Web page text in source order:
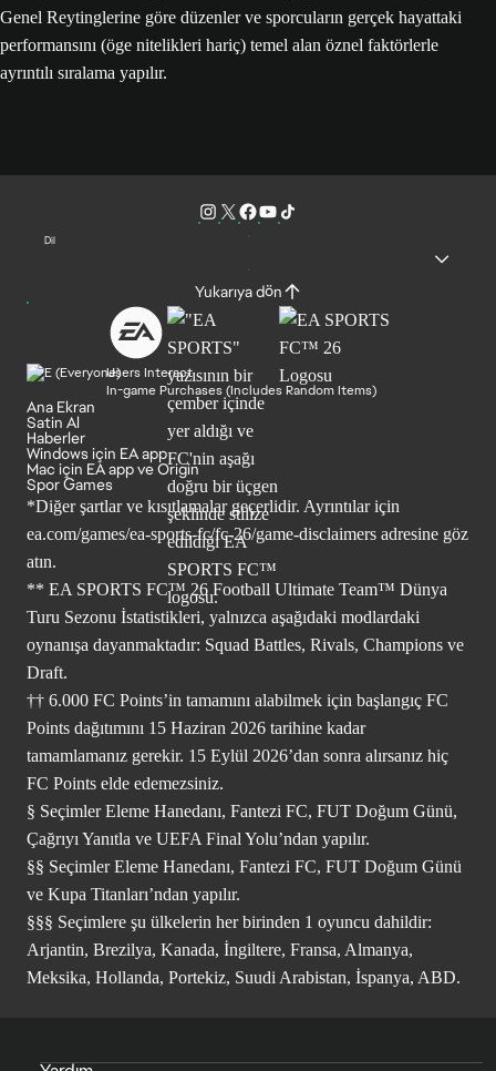
Genel Reytinglerine göre düzenler ve sporcuların gerçek hayattaki
performansını (öge nitelikleri hariç) temel alan öznel faktörlerle
ayrıntılı sıralama yapılır.
Dil
Yukarıya dön
Users Interact
In-game Purchases (Includes Random Items)
Ana Ekran
Satin Al
Haberler
Windows için EA app
Mac için EA app ve Origin
Spor Games
*Diğer şartlar ve kısıtlamalar geçerlidir. Ayrıntılar için
ea.com/games/ea-sports-fc/fc-26/game-disclaimers adresine göz
atın.
** EA SPORTS FC™ 26 Football Ultimate Team™ Dünya
Turu Sezonu İstatistikleri, yalnızca aşağıdaki modlardaki
oynanışa dayanmaktadır: Squad Battles, Rivals, Champions ve
Draft.
†† 6.000 FC Points’in tamamını alabilmek için başlangıç FC
Points dağıtımını 15 Haziran 2026 tarihine kadar
tamamlamanız gerekir. 15 Eylül 2026’dan sonra alırsanız hiç
FC Points elde edemezsiniz.
§ Seçimler Eleme Hanedanı, Fantezi FC, FUT Doğum Günü,
Çağrıyı Yanıtla ve UEFA Final Yolu’ndan yapılır.
§§ Seçimler Eleme Hanedanı, Fantezi FC, FUT Doğum Günü
ve Kupa Titanları’ndan yapılır.
§§§ Seçimlere şu ülkelerin her birinden 1 oyuncu dahildir:
Arjantin, Brezilya, Kanada, İngiltere, Fransa, Almanya,
Meksika, Hollanda, Portekiz, Suudi Arabistan, İspanya, ABD.